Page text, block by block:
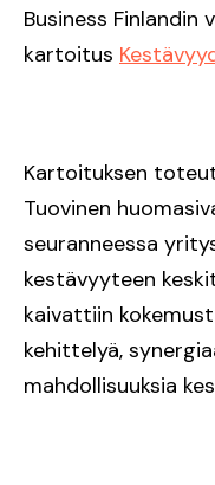
Business Finlandin
kartoitus
Kartoituksen
Tuovinen
seuranneessa
kestävyyteen
kaivattiin
kehittelyä,
mahdollisuuksia